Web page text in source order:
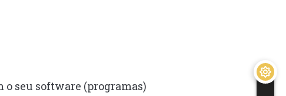
seu software (programas)